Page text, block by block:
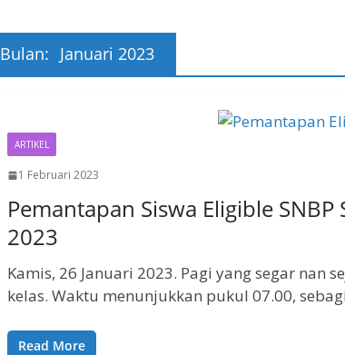
Bulan: Januari 2023
ARTIKEL
1 Februari 2023
Pemantapan Siswa Eligible
2023
Kamis, 26 Januari 2023. Pagi yang segar nan
kelas. Waktu menunjukkan pukul 07.00,
Read More